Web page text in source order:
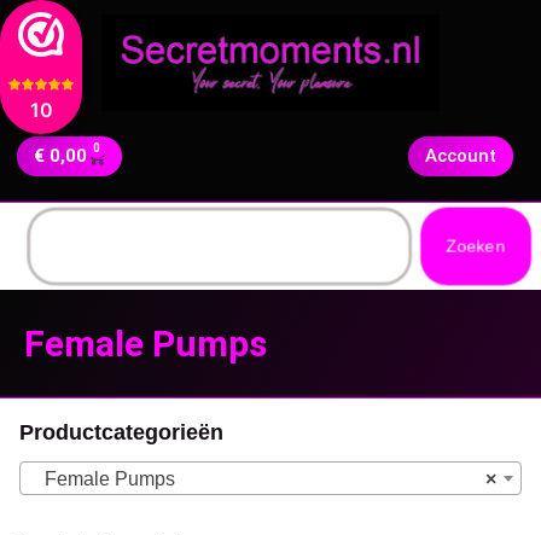
10
€ 0,00 0 Account
Zoeken
Female Pumps
Productcategorieën
×
Female Pumps